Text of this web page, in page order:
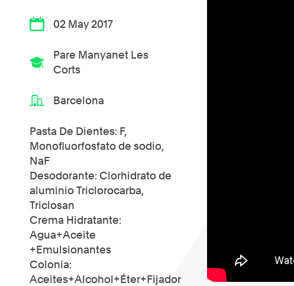
02 May 2017
Pare Manyanet Les
Corts
Barcelona
Pasta De Dientes: F,
Monofluorfosfato de sodio,
NaF
Desodorante: Clorhidrato de
aluminio Triclorocarba,
Triclosan
Crema Hidratante:
Agua+Aceite
+Emulsionantes
Colonia:
Aceites+Alcohol+Éter+Fijador